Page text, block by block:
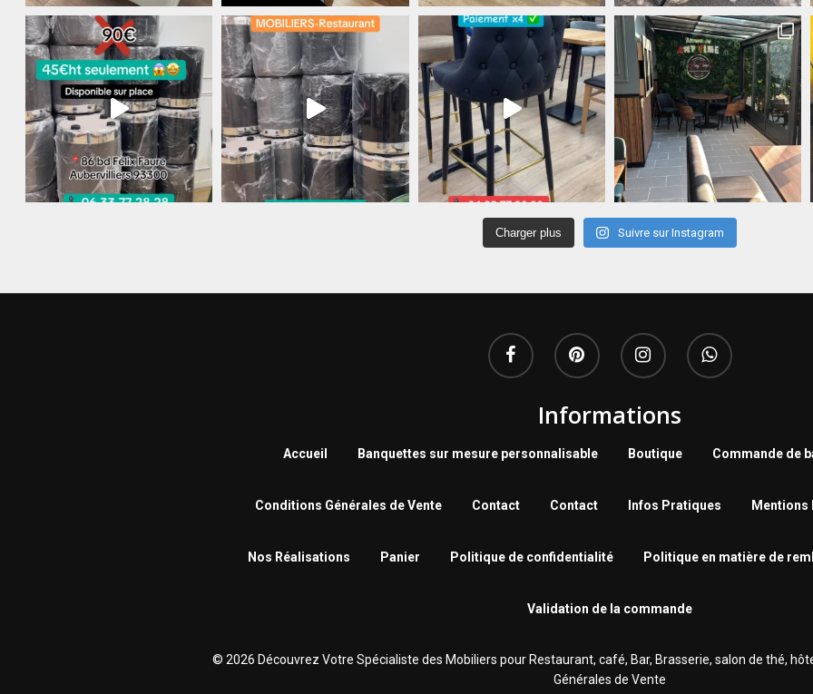
Charger plus Suivre sur Instagram
Informations
Accueil Banquettes sur mesure personnalisable Boutique Commande de
Conditions Générales de Vente Contact Contact Infos Pratiques Mentions
Nos Réalisations Panier Politique de confidentialité Politique en matière de
Validation de la commande
© 2026 Découvrez Votre Spécialiste des Mobiliers pour Restaurant, café, Bar, Brasserie‎, salon de thé,
Générales de Vente